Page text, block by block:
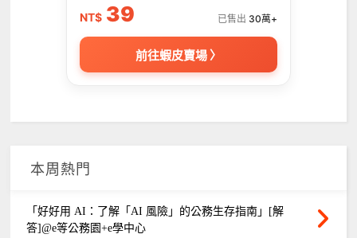
NT$ 39 已售出 30萬+
前往蝦皮賣場 〉
本周熱門
「好好用 AI：了解「AI 風險」的公務生存指南」[解
答]@e等公務園+e學中心